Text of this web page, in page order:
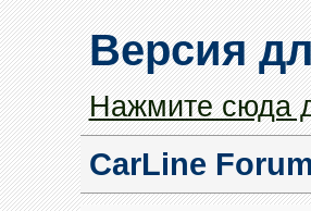
Версия
Нажмите сюда
CarLine